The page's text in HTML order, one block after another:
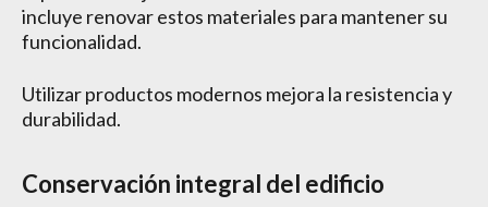
incluye renovar estos materiales para mantener su
funcionalidad.
Utilizar productos modernos mejora la resistencia y
durabilidad.
Conservación integral del edificio